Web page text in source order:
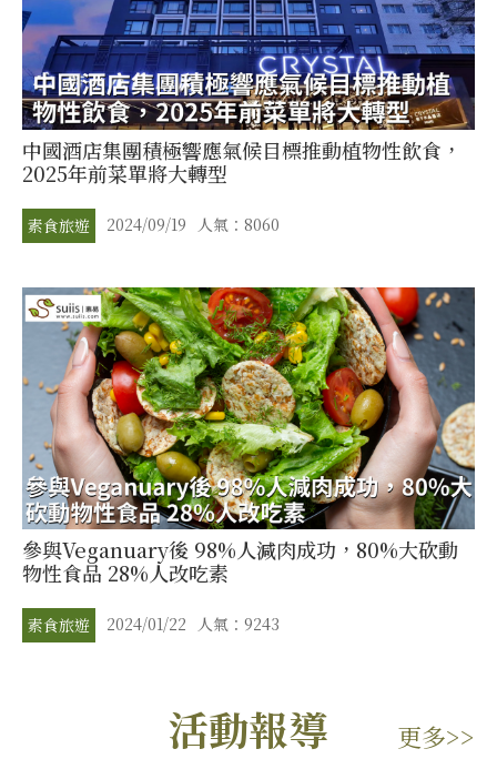
中國酒店集團積極響應氣候目標推動植物性飲食，
2025年前菜單將大轉型
素食旅遊 2024/09/19 人氣：8060
參與Veganuary後 98%人減肉成功，80%大砍動
物性食品 28%人改吃素
素食旅遊 2024/01/22 人氣：9243
活動報導 更多>>